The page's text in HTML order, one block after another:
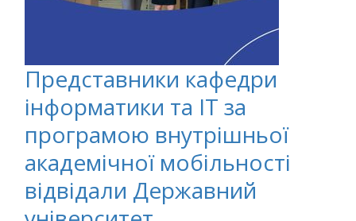
Представники кафедри
інформатики та ІТ за
програмою внутрішньої
академічної мобільності
відвідали Державний